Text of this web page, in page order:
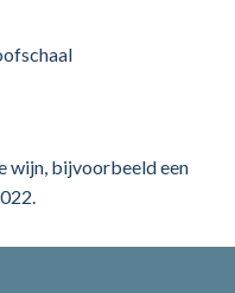
wijn, bijvoorbeeld een